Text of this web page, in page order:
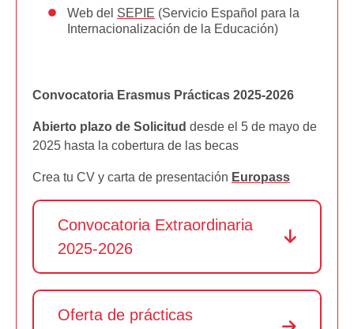
Web del SEPIE (Servicio Español para la
Internacionalización de la Educación)
Convocatoria Erasmus Prácticas 2025-2026
Abierto plazo de Solicitud desde el 5 de mayo de
2025 hasta la cobertura de las becas
Crea tu CV y carta de presentación Europass
Convocatoria Extraordinaria
2025-2026
Oferta de prácticas